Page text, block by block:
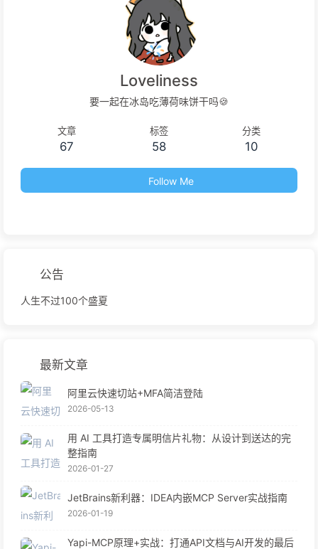
Loveliness
要一起在冰岛吃薄荷味饼干吗🍪
文章
67
标签
58
分类
10
Follow Me
公告
人生不过100个盛夏
最新文章
阿里云快速切站+MFA简洁登陆
2026-05-13
用 AI 工具打造专属明信片礼物：从设计到送达的完
整指南
2026-01-27
JetBrains新利器：IDEA内嵌MCP Server实战指南
2026-01-19
Yapi-MCP原理+实战：打通API文档与AI开发的最后